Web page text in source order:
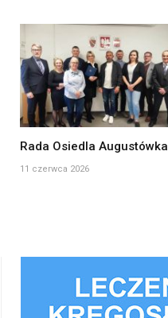
Rada Osiedla Augustówka
11 czerwca 2026